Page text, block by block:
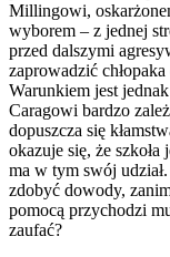
Millingowi,
wyborem – z jednej
przed dalszymi
zaprowadzić
Warunkiem jest
Caragowi bardzo
dopuszcza się
okazuje się, że
ma w tym swój
zdobyć dowody,
pomocą przychodzi
zaufać?